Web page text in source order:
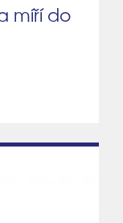
míří do